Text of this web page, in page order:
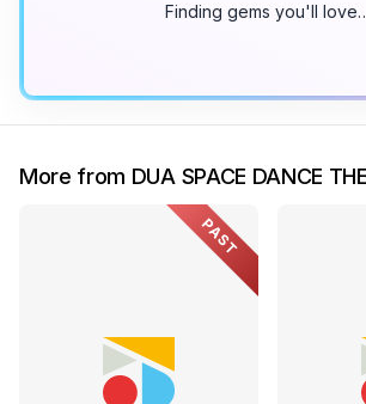
Finding gems you'll
More from DUA SPACE DANCE
PAST